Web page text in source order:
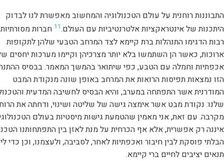
התבוננות רוחנית על עולם הטכנולוגיה והמחשוב מאפשרת לנו לבדוק
היתכנות של אינטראקציות אלטרנטיביות עם העולם.11 חברות מסורתיות
רבות הדגימו התנהלות ברת קיימא לצד המרחב הטבעי שלהן לתקופות
ארוכות, כאשר הן השתמשו בלא יותר מצרכיהן וקיימו מערכות יחסים
אכפתיות וחמלה עם הטבע, כפי שיתואר בהמשך המאמר. בבסיס
הזו נמצאות תפיסות הרואות את המרחב באופן שונה מנקודת המבט
המודרנית אשר התפתחה במערב, והיא הבסיס לחשיבה המדעית
שלנו: נקודת מבט אשר אימצה גישה של שליטה ושינוי, ודחתה את
מקרבה. עם זאת, אני מאמין שהטמעת גישות מיסטיות בעולם
איננה רק אפשרית, אלא אף הכרחית על מנת לאזן בין התפתחותנו
הבלתי פוסקת לבין חיבור ואכפתיות לאחר, לסביבה, ולעצמנו, וכן כדי
תנאים יציבים לחיים ברי קיימא.